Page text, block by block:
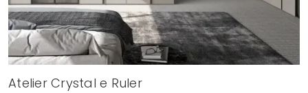
Atelier Crystal e Ruler